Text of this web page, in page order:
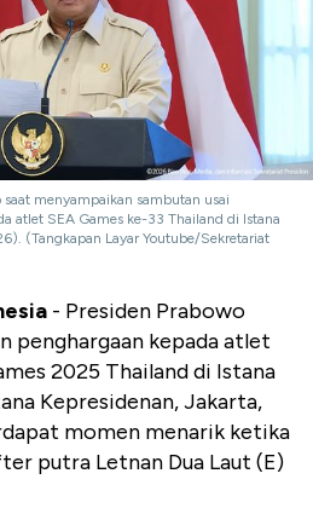
saat menyampaikan sambutan usai
atlet SEA Games ke-33 Thailand di Istana
(Tangkapan Layar Youtube/Sekretariat
- Presiden Prabowo
penghargaan kepada atlet
2025 Thailand di Istana
Kepresidenan, Jakarta,
momen menarik ketika
putra Letnan Dua Laut (E)